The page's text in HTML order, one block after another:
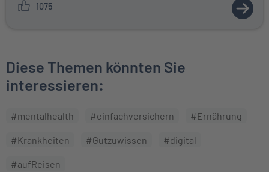
1075
ZUM
Diese Themen könnten Sie
interessieren:
#mentalhealth #einfachversichern #Ernährung
#Krankheiten #Gutzuwissen #digital
#aufReisen